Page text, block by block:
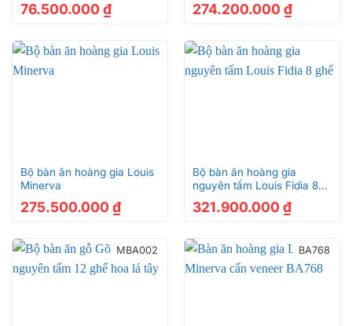
76.500.000 ₫ 274.200.000 ₫
Bộ bàn ăn hoàng gia Louis
Minerva
275.500.000 ₫
Bộ bàn ăn hoàng gia
nguyên tấm Louis Fidia 8
321.900.000 ₫
MBA002 BA768